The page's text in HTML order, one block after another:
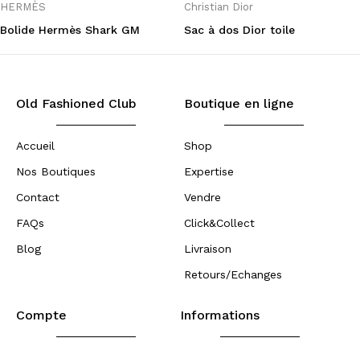
HERMÈS
Bolide Hermès Shark GM
Christian Dior
Sac à dos Dior toile
Old Fashioned Club
Accueil
Nos Boutiques
Contact
FAQs
Blog
Boutique en ligne
Shop
Expertise
Vendre
Click&Collect
Livraison
Retours/Echanges
Compte Informations